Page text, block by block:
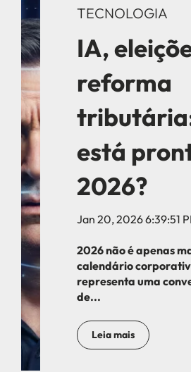
TECNOLOGIA
IA,
reforma
está
2026?
Jan 20, 2026 6:39:51
2026 não é apenas
calendário
representa uma
de...
Leia mais